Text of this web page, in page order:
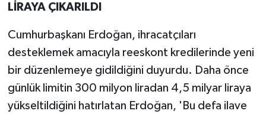
LİRAYA ÇIKARILDI
Cumhurbaşkanı Erdoğan, ihracatçıları
desteklemek amacıyla reeskont kredilerinde yeni
bir düzenlemeye gidildiğini duyurdu. Daha önce
günlük limitin 300 milyon liradan 4,5 milyar liraya
yükseltildiğini hatırlatan Erdoğan, 'Bu defa ilave